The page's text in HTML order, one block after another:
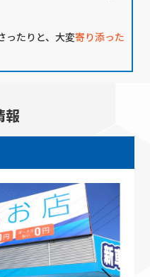
ったりと、大変寄り添った
報